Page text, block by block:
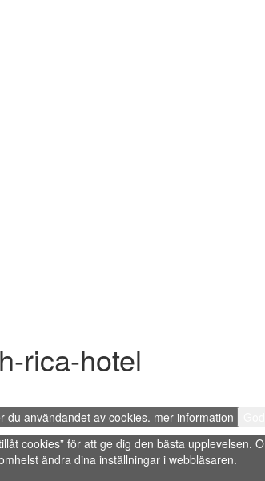
rica-hotel
du användandet av cookies. mer information
cookies” för att ge dig den bästa
ändra dina inställningar i webbläsaren.